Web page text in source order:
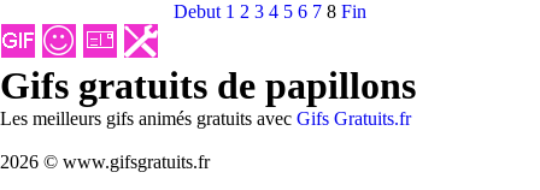
Debut 1 2 3 4 5 6 7 8 Fin
Gifs gratuits de papillons
Les meilleurs gifs animés gratuits avec Gifs Gratuits.fr
2026 © www.gifsgratuits.fr